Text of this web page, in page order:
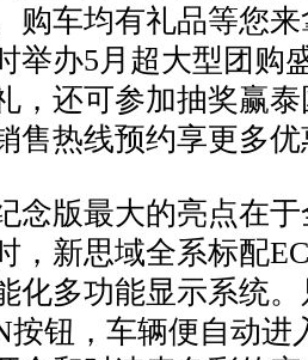
购车均有礼品等您
举办5月超大型团购
，还可参加抽奖赢
售热线预约享更多
版最大的亮点在于
，新思域全系标配
化多功能显示系统
按钮，车辆便自动进